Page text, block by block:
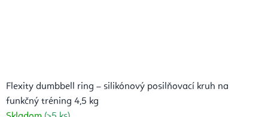
Flexity dumbbell ring – silikónový posilňovací kruh na
funkčný tréning 4,5 kg